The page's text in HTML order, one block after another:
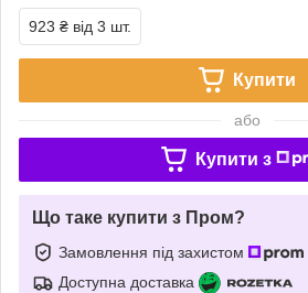
923 ₴ від 3 шт.
Купити
або
Купити з
Що таке купити з Пром?
Замовлення під захистом
Доступна доставка